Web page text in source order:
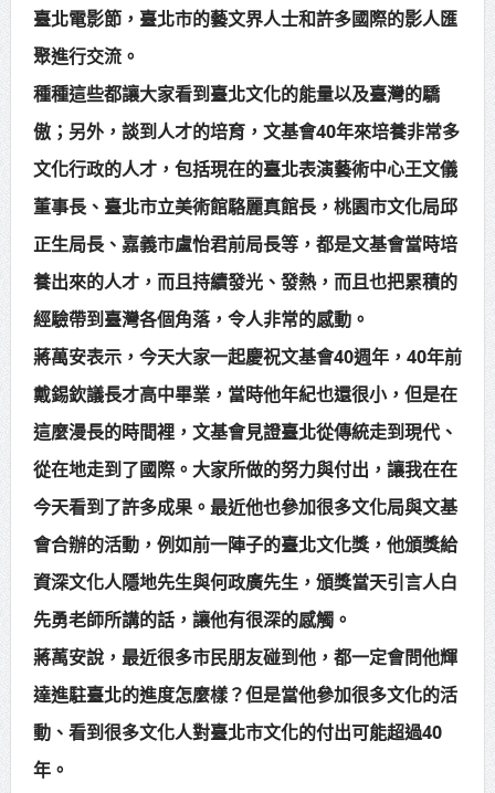
臺北電影節，臺北市的藝文界人士和許多國際的影人匯
聚進行交流。
種種這些都讓大家看到臺北文化的能量以及臺灣的驕
傲；另外，談到人才的培育，文基會40年來培養非常多
文化行政的人才，包括現在的臺北表演藝術中心王文儀
董事長、臺北市立美術館駱麗真館長，桃園市文化局邱
正生局長、嘉義市盧怡君前局長等，都是文基會當時培
養出來的人才，而且持續發光、發熱，而且也把累積的
經驗帶到臺灣各個角落，令人非常的感動。
蔣萬安表示，今天大家一起慶祝文基會40週年，40年前
戴錫欽議長才高中畢業，當時他年紀也還很小，但是在
這麼漫長的時間裡，文基會見證臺北從傳統走到現代、
從在地走到了國際。大家所做的努力與付出，讓我在在
今天看到了許多成果。最近他也參加很多文化局與文基
會合辦的活動，例如前一陣子的臺北文化獎，他頒獎給
資深文化人隱地先生與何政廣先生，頒獎當天引言人白
先勇老師所講的話，讓他有很深的感觸。
蔣萭安說，最近很多市民朋友碰到他，都一定會問他輝
達進駐臺北的進度怎麼樣？但是當他參加很多文化的活
動、看到很多文化人對臺北市文化的付出可能超過40
年。